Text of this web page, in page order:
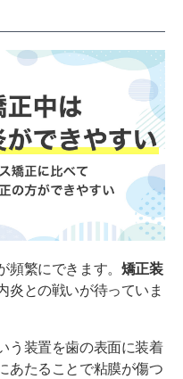
頻繁にできます。 矯正装
炎との戦いが待っていま
う装置を歯の表面に装着
あたることで粘膜が傷つ